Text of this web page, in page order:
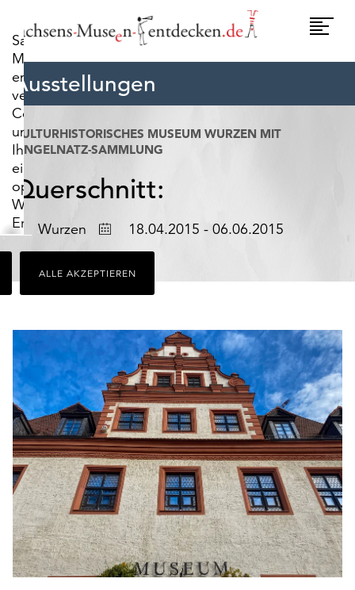
Sachsens-
Museen-
entdecken.de
verwendet
Cookies,
um
Ihnen
ein
optimales
Webseiten-
Erlebnis
zu
bieten.
Dazu
zählen
die
für
den
Betrieb
der
Seite
notwendig
sind
(funktionale
Cookies),
sowie
solche,
die
lediglich
ALLE AKZEPTIEREN
Ausstellungen
KULTURHISTORISCHES MUSEUM WURZEN MIT
RINGELNATZ-SAMMLUNG
Querschnitt:
Ort Wurzen Datum18.04.2015 - 06.06.2015